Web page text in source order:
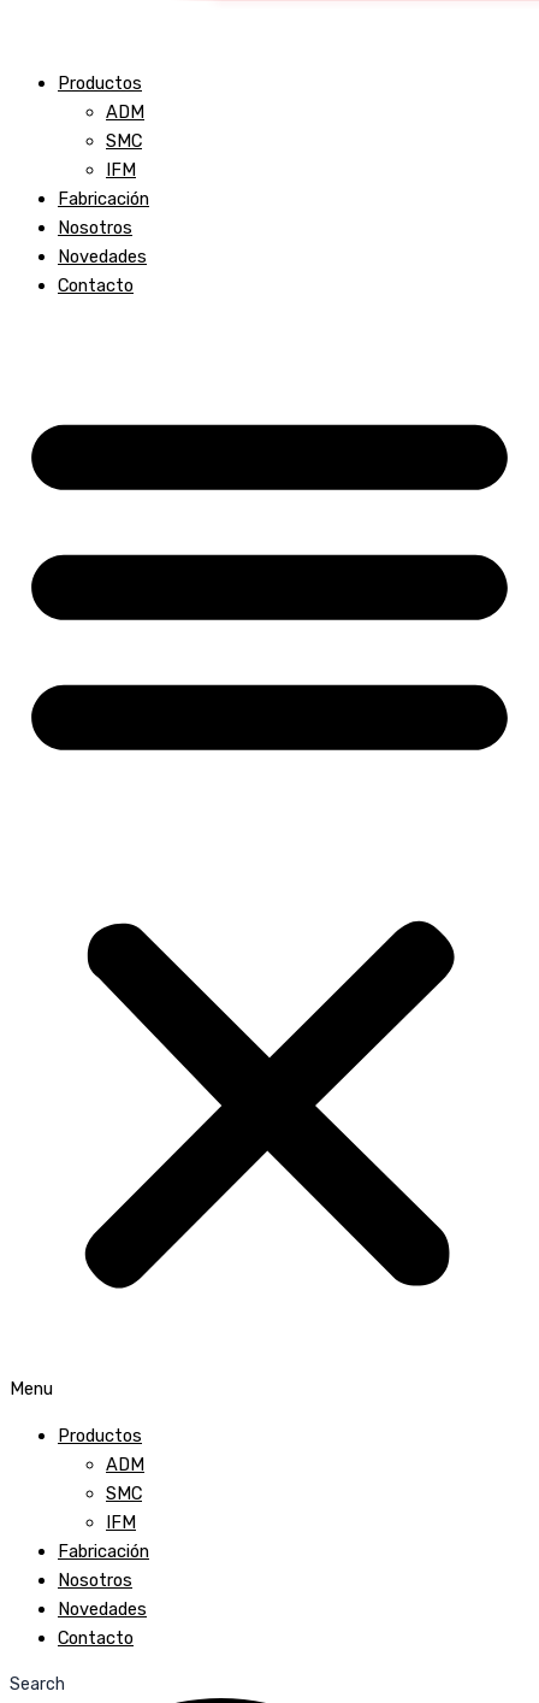
Productos
ADM
SMC
IFM
Fabricación
Nosotros
Novedades
Contacto
Menu
Productos
ADM
SMC
IFM
Fabricación
Nosotros
Novedades
Contacto
Search